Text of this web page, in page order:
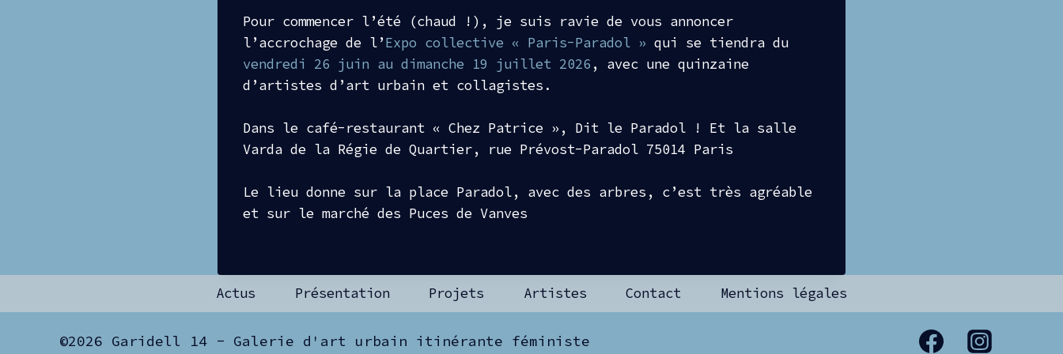
Pour commencer l’été (chaud !), je suis ravie de vous annoncer
l’accrochage de l’Expo collective « Paris-Paradol » qui se tiendra du
vendredi 26 juin au dimanche 19 juillet 2026 , avec une quinzaine
d’artistes d’art urbain et collagistes.
Dans le café-restaurant « Chez Patrice », Dit le Paradol ! Et la salle
Varda de la Régie de Quartier, rue Prévost-Paradol 75014 Paris
Le lieu donne sur la place Paradol, avec des arbres, c’est très agréable
et sur le marché des Puces de Vanves
Actus Présentation Projets Artistes Contact Mentions légales
©2026 Garidell 14 - Galerie d'art urbain itinérante féministe